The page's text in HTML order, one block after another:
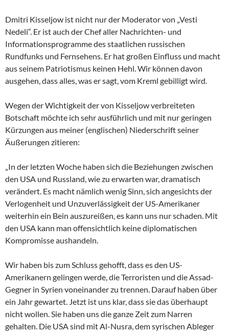
Dmitri Kisseljow ist nicht nur der Moderator von „Vesti
Nedeli“. Er ist auch der Chef aller Nachrichten- und
Informationsprogramme des staatlichen russischen
Rundfunks und Fernsehens. Er hat großen Einfluss und macht
aus seinem Patriotismus keinen Hehl. Wir können davon
ausgehen, dass alles, was er sagt, vom Kreml gebilligt wird.
Wegen der Wichtigkeit der von Kisseljow verbreiteten
Botschaft möchte ich sehr ausführlich und mit nur geringen
Kürzungen aus meiner (englischen) Niederschrift seiner
Äußerungen zitieren:
„In der letzten Woche haben sich die Beziehungen zwischen
den USA und Russland, wie zu erwarten war, dramatisch
verändert. Es macht nämlich wenig Sinn, sich angesichts der
Verlogenheit und Unzuverlässigkeit der US-Amerikaner
weiterhin ein Bein auszureißen, es kann uns nur schaden. Mit
den USA kann man offensichtlich keine diplomatischen
Kompromisse aushandeln.
Wir haben bis zum Schluss gehofft, dass es den US-
Amerikanern gelingen werde, die Terroristen und die Assad-
Gegner in Syrien voneinander zu trennen. Darauf haben über
ein Jahr gewartet. Jetzt ist uns klar, dass sie das überhaupt
nicht wollen. Sie haben uns die ganze Zeit zum Narren
gehalten. Die USA sind mit Al-Nusra, dem syrischen Ableger